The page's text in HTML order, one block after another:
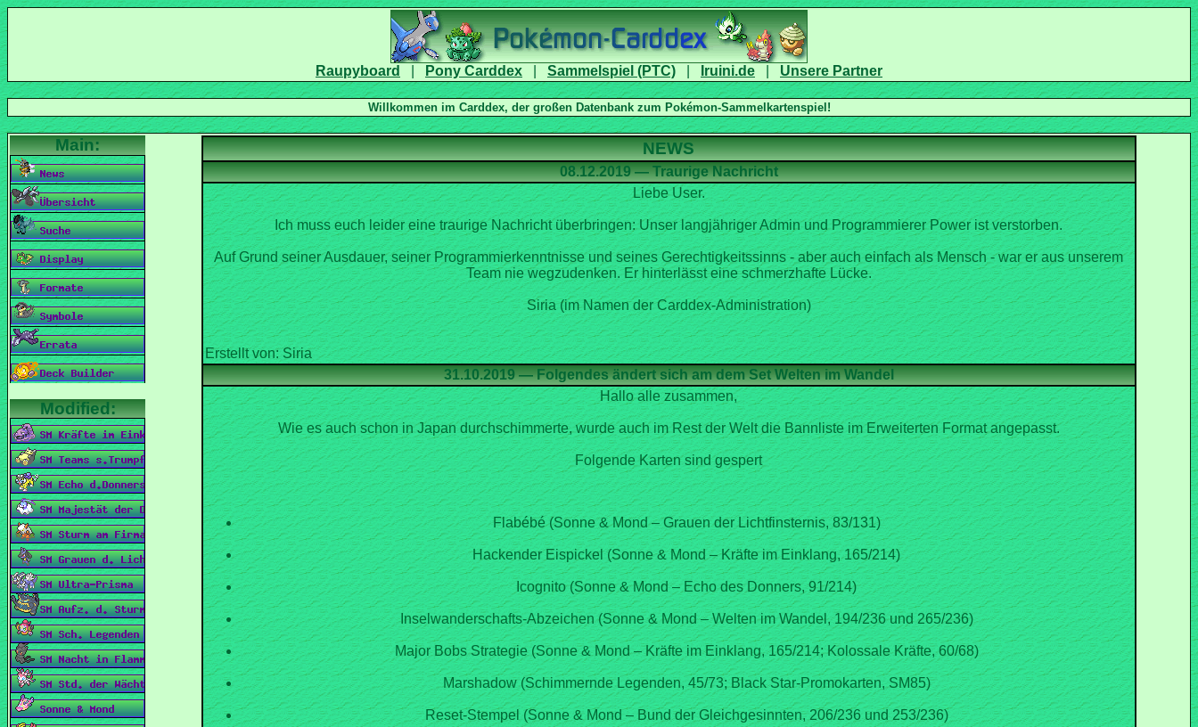
Ich muss euch leider eine traurige Nachricht überbringen: Unser langjähriger Admin und Programmierer Power ist verstorben.
Auf Grund seiner Ausdauer, seiner Programmierkenntnisse und seines Gerechtigkeitssinns - aber auch einfach als Mensch - war er aus unserem
Siria (im Namen der Carddex-Administration)
Hallo alle zusammen,
Wie es auch schon in Japan durchschimmerte, wurde auch im Rest der Welt die Bannliste im Erweiterten Format angepasst.
Folgende Karten sind gespert